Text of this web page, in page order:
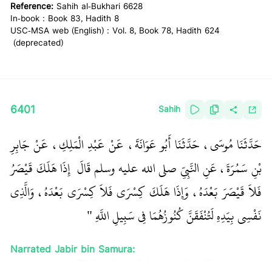
Reference: Sahih al-Bukhari 6628
In-book : Book 83, Hadith 8
USC-MSA web (English) : Vol. 8, Book 78, Hadith 624
(deprecated)
6401 Sahih
حَدَّثَنَا مُوسَى، حَدَّثَنَا أَبُو عَوَانَةَ، عَنْ عَبْدِ الْمَلِكِ، عَنْ جَابِرِ
بْنِ سَمُرَةَ، عَنِ النَّبِيِّ صلى الله عليه وسلم قَالَ ‏ ‏ إِذَا هَلَكَ قَيْصَرُ
فَلاَ قَيْصَرَ بَعْدَهُ، وَإِذَا هَلَكَ كِسْرَى فَلاَ كِسْرَى بَعْدَهُ، وَالَّذِي
نَفْسِي بِيَدِهِ لَتُنْفَقَنَّ كُنُوزُهُمَا فِي سَبِيلِ اللَّهِ ‏"
Narrated Jabir bin Samura: